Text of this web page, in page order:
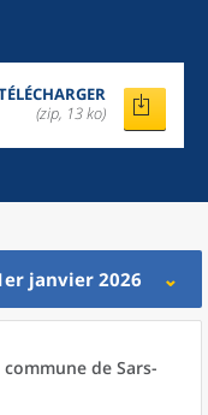
(zip, 13 ko)
janvier 2026
commune de Sars-